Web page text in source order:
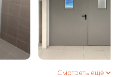
Смотреть ещё